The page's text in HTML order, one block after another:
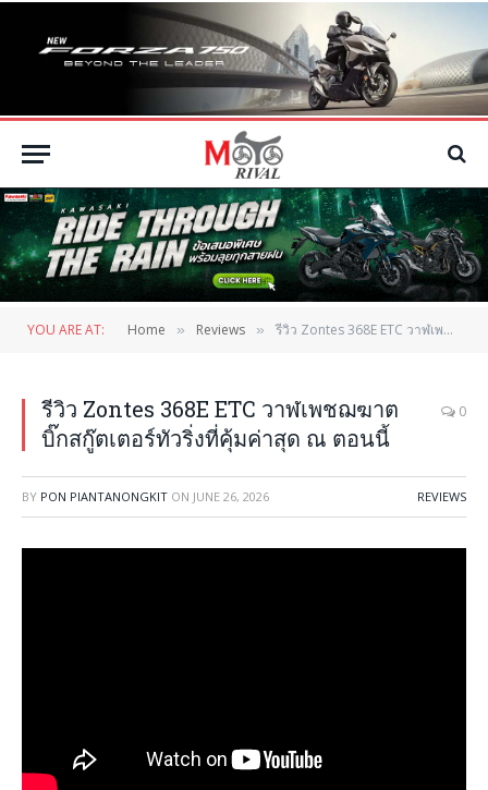
YOU ARE AT: Home » Reviews » รีวิว Zontes 368E ETC วาฬเพชฌฆาต บิ๊กสกู๊ตเตอร์ทัวริ่งที่คุ้มค่าสุด ณ ตอนนี้
รีวิว Zontes 368E ETC วาฬเพชฌฆาต
บิ๊กสกู๊ตเตอร์ทัวริ่งที่คุ้มค่าสุด ณ ตอนนี้
0
BY PON PIANTANONGKIT ON JUNE 26, 2026 REVIEWS